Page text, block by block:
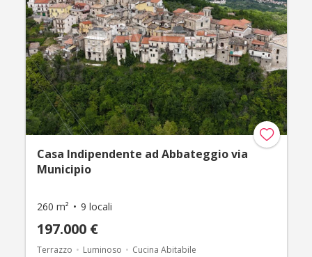
Casa Indipendente ad Abbateggio via
Municipio
260 m² 9 locali
197.000 €
Terrazzo Luminoso Cucina Abitabile